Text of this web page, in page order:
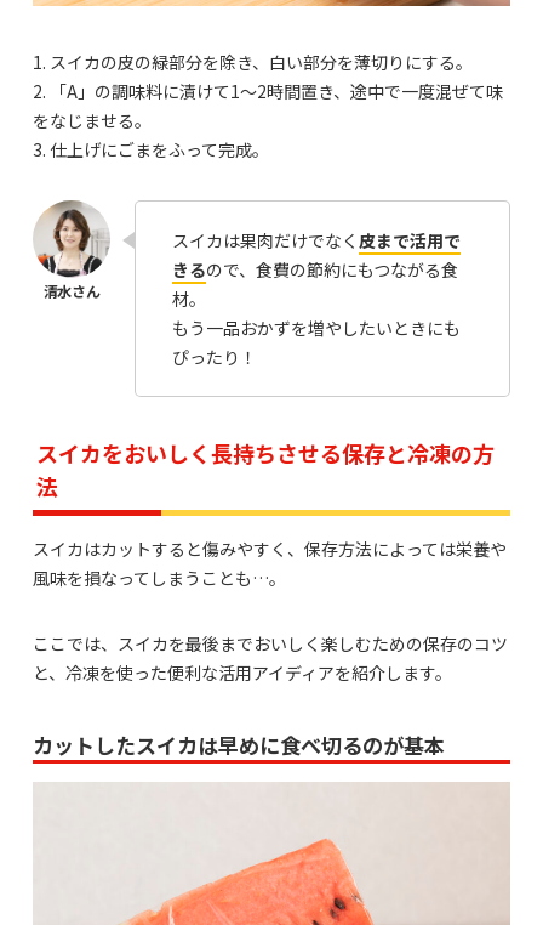
1. スイカの皮の緑部分を除き、白い部分を薄切りにする。
2. 「A」の調味料に漬けて1～2時間置き、途中で一度混ぜて味
をなじませる。
3. 仕上げにごまをふって完成。
スイカは果肉だけでなく 皮まで活用で
きるので、食費の節約にもつながる食
材。
もう一品おかずを増やしたいときにも
ぴったり！
スイカをおいしく長持ちさせる保存と冷凍の方
法
スイカはカットすると傷みやすく、保存方法によっては栄養や
風味を損なってしまうことも…。
ここでは、スイカを最後までおいしく楽しむための保存のコツ
と、冷凍を使った便利な活用アイディアを紹介します。
カットしたスイカは早めに食べ切るのが基本